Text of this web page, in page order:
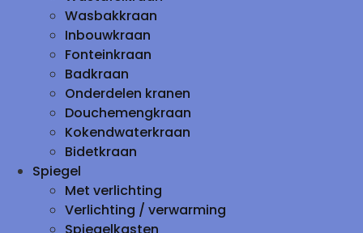
Wasbakkraan
Inbouwkraan
Fonteinkraan
Badkraan
Onderdelen kranen
Douchemengkraan
Kokendwaterkraan
Bidetkraan
Spiegel
Met verlichting
Verlichting / verwarming
Spiegelkasten